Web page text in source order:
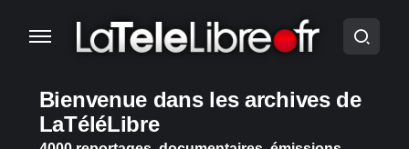
Bienvenue dans les archives de
LaTéléLibre